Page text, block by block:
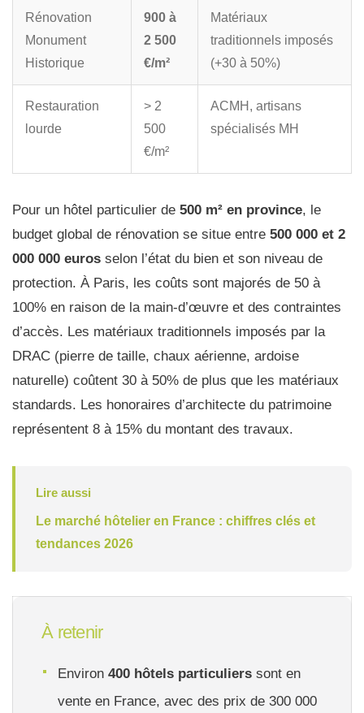
Rénovation
Monument
Historique
900 à
2 500
€/m²
Matériaux
traditionnels imposés
(+30 à 50%)
Restauration
lourde
> 2
500
€/m²
ACMH, artisans
spécialisés MH
Pour un hôtel particulier de 500 m² en province, le
budget global de rénovation se situe entre 500 000 et 2
000 000 euros selon l’état du bien et son niveau de
protection. À Paris, les coûts sont majorés de 50 à
100% en raison de la main-d’œuvre et des contraintes
d’accès. Les matériaux traditionnels imposés par la
DRAC (pierre de taille, chaux aérienne, ardoise
naturelle) coûtent 30 à 50% de plus que les matériaux
standards. Les honoraires d’architecte du patrimoine
représentent 8 à 15% du montant des travaux.
Lire aussi
Le marché hôtelier en France : chiffres clés et
tendances 2026
À retenir
Environ 400 hôtels particuliers sont en
vente en France, avec des prix de 300 000